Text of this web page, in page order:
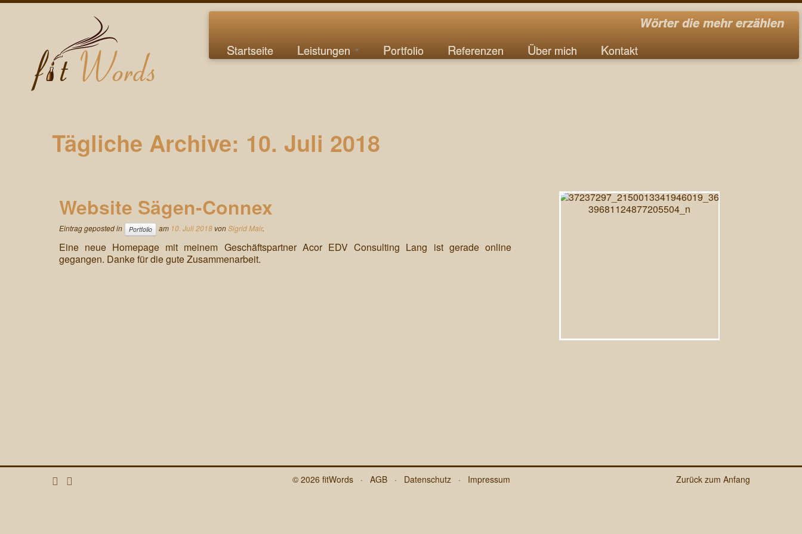
Wörter die mehr erzählen
Startseite Leistungen Portfolio Referenzen Über mich Kontakt
Tägliche Archive: 10. Juli 2018
Website Sägen-Connex
Eintrag geposted in Portfolio am 10. Juli 2018vonSigrid Mair.
Eine neue Homepage mit meinem Geschäftspartner Acor EDV Consulting Lang ist gerade online
gegangen. Danke für die gute Zusammenarbeit.
© 2026 fitWords· AGB· Datenschutz· Impressum Zurück zum Anfang